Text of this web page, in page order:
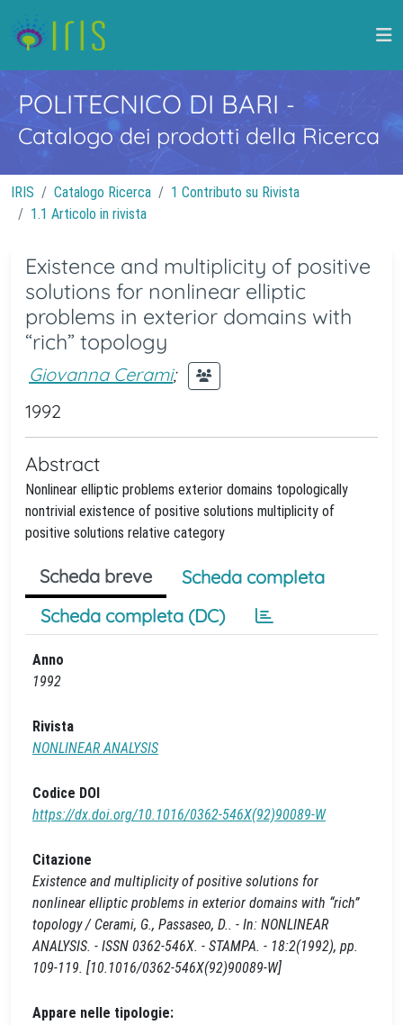
POLITECNICO DI BARI -
Catalogo dei prodotti della Ricerca
IRIS Catalogo Ricerca
1 Contributo su Rivista
1.1 Articolo in rivista
Existence and multiplicity of positive
solutions for nonlinear elliptic
problems in exterior domains with
“rich” topology
Giovanna Cerami;
1992
Abstract
Nonlinear elliptic problems exterior domains topologically
nontrivial existence of positive solutions multiplicity of
positive solutions relative category
Scheda breve
Scheda completa
Scheda completa (DC)
Anno
1992
Rivista
NONLINEAR ANALYSIS
Codice DOI
https://dx.doi.org/10.1016/0362-546X(92)90089-W
Citazione
Existence and multiplicity of positive solutions for
nonlinear elliptic problems in exterior domains with “rich”
topology / Cerami, G., Passaseo, D.. - In: NONLINEAR
ANALYSIS. - ISSN 0362-546X. - STAMPA. - 18:2(1992), pp.
109-119. [10.1016/0362-546X(92)90089-W]
Appare nelle tipologie: